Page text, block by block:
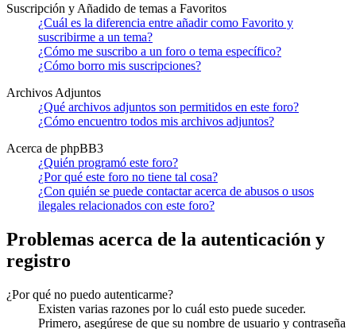
Suscripción y Añadido de temas a Favoritos
¿Cuál es la diferencia entre añadir como Favorito y
suscribirme a un tema?
¿Cómo me suscribo a un foro o tema específico?
¿Cómo borro mis suscripciones?
Archivos Adjuntos
¿Qué archivos adjuntos son permitidos en este foro?
¿Cómo encuentro todos mis archivos adjuntos?
Acerca de phpBB3
¿Quién programó este foro?
¿Por qué este foro no tiene tal cosa?
¿Con quién se puede contactar acerca de abusos o usos
ilegales relacionados con este foro?
Problemas acerca de la autenticación y
registro
¿Por qué no puedo autenticarme?
Existen varias razones por lo cuál esto puede suceder.
Primero, asegúrese de que su nombre de usuario y contraseña